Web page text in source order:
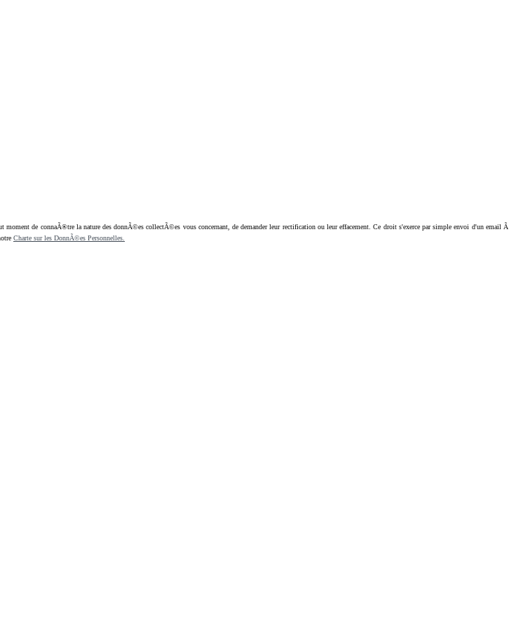
de connaÃ®tre la nature des donnÃ©es collectÃ©es vous concernant, de demander leur rectification ou leur effacement. Ce droit s'exerce par simple envoi d'un email Ã
Charte sur les DonnÃ©es Personnelles.